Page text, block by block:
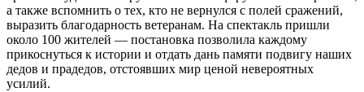
а также вспомнить о тех, кто не вернулся с полей сражений,
выразить благодарность ветеранам. На спектакль пришли
около 100 жителей — постановка позволила каждому
прикоснуться к истории и отдать дань памяти подвигу наших
дедов и прадедов, отстоявших мир ценой невероятных
усилий.